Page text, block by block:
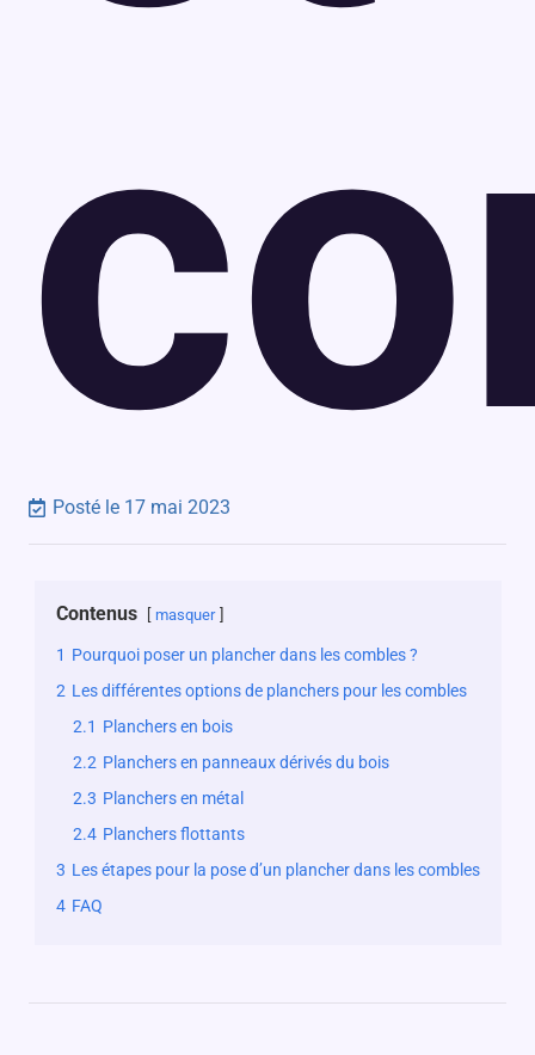
Posté le 17 mai 2023
Contenus masquer
1 Pourquoi poser un plancher dans les combles ?
2 Les différentes options de planchers pour les combles
2.1 Planchers en bois
2.2 Planchers en panneaux dérivés du bois
2.3 Planchers en métal
2.4 Planchers flottants
3 Les étapes pour la pose d’un plancher dans les combles
4 FAQ